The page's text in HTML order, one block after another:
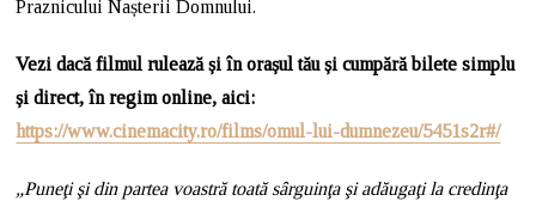
Praznicului Nașterii Domnului.
Vezi dacă filmul rulează și în orașul tău și cumpără bilete simplu
și direct, în regim online, aici:
https://www.cinemacity.ro/films/omul-lui-dumnezeu/5451s2r#/
„Puneţi şi din partea voastră toată sârguinţa şi adăugaţi la credinţa